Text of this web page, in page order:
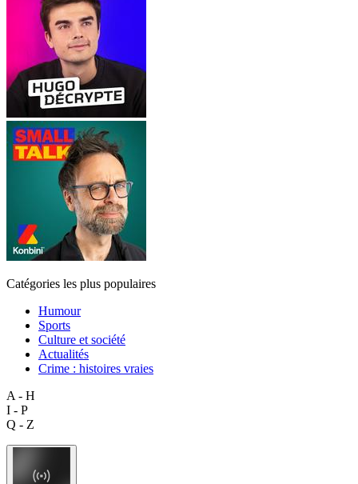
Catégories les plus populaires
Humour
Sports
Culture et société
Actualités
Crime : histoires vraies
A - H
I - P
Q - Z